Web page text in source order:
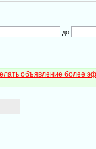
до
объявление более